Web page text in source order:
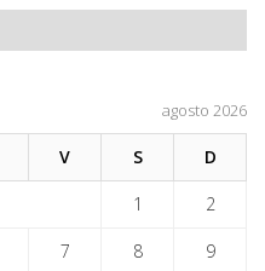
agosto 2026
V S D
1 2
7 8 9